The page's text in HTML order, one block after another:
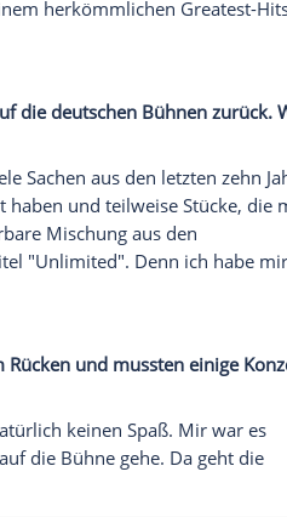
man passieren lassen",
spot on news hat
Jubiläumstour, seine
von den vorherigen?
Jubiläum haben wir uns
vier Stücken, die
Songs. Mir war es
einem
im Mai auf die deutschen